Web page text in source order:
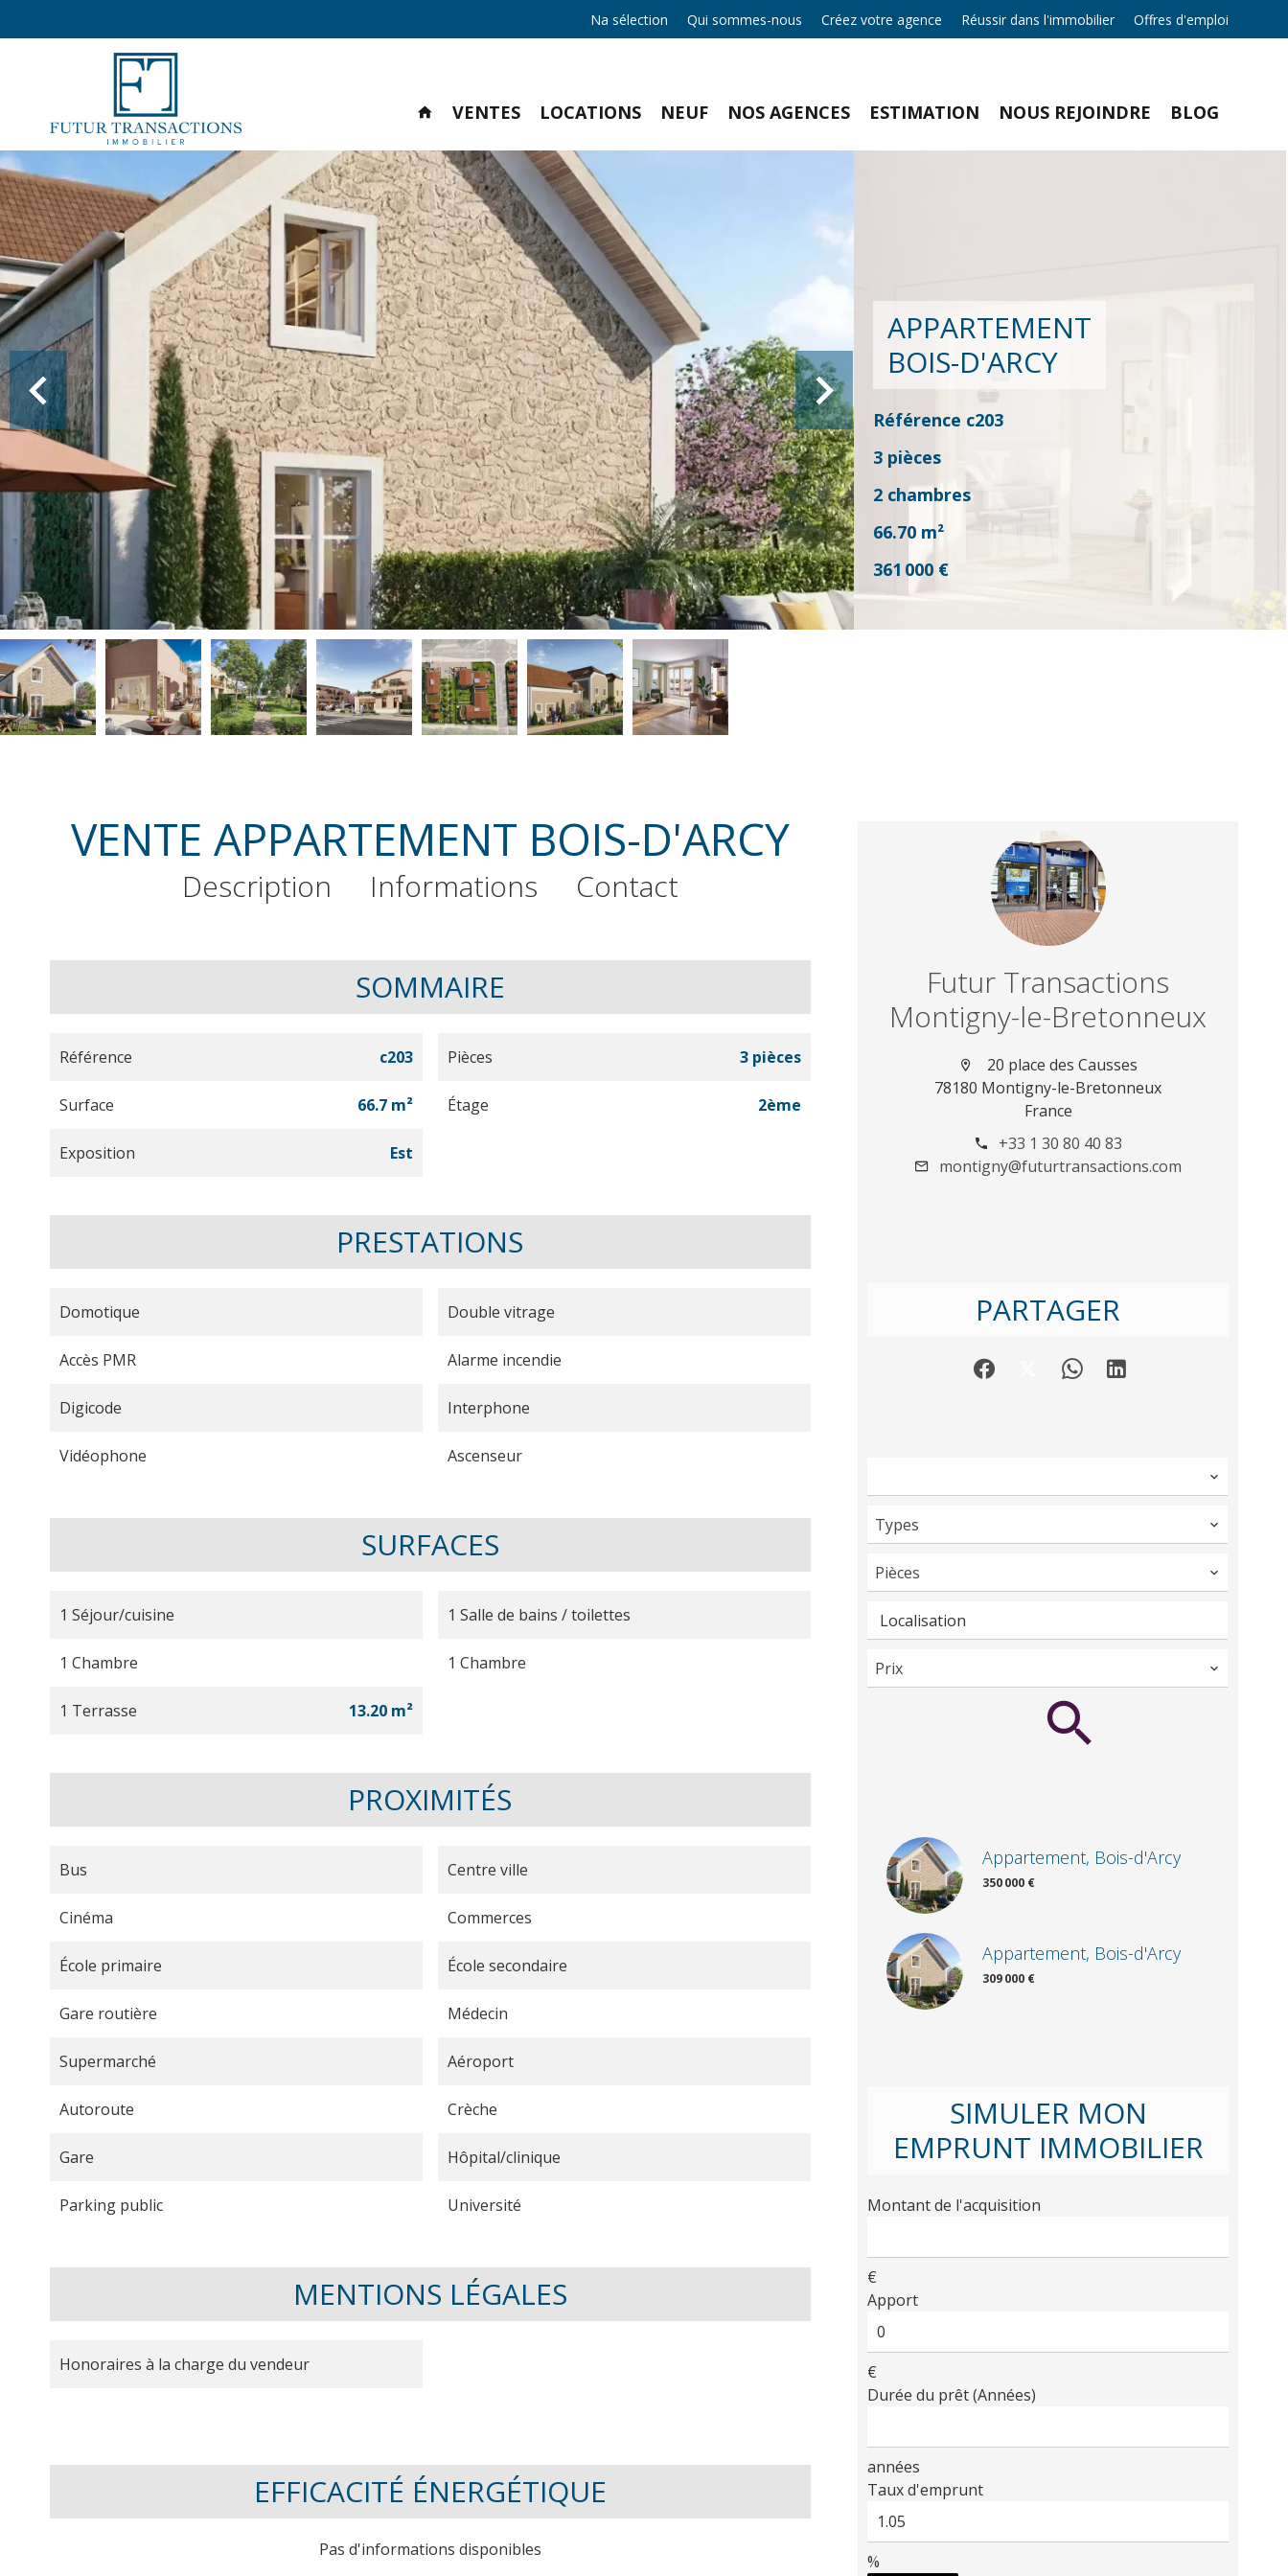
Na sélection Qui sommes-nous Créez votre agence Réussir dans l'immobilier Offres d'emploi
VENTES LOCATIONS NEUF NOS AGENCES ESTIMATION NOUS REJOINDRE BLOG
APPARTEMENT
BOIS-D'ARCY
Référence c203
3 pièces
2 chambres
66.70 m²
361 000 €
VENTE APPARTEMENT BOIS-D'ARCY
Description Informations Contact
SOMMAIRE
Référence c203 Pièces 3 pièces
Surface 66.7 m² Étage 2ème
Exposition Est
PRESTATIONS
Domotique Double vitrage
Accès PMR Alarme incendie
Digicode Interphone
Vidéophone Ascenseur
SURFACES
1 Séjour/cuisine 1 Salle de bains / toilettes
1 Chambre 1 Chambre
1 Terrasse 13.20 m²
PROXIMITÉS
Bus Centre ville
Cinéma Commerces
École primaire École secondaire
Gare routière Médecin
Supermarché Aéroport
Autoroute Crèche
Gare Hôpital/clinique
Parking public Université
MENTIONS LÉGALES
Honoraires à la charge du vendeur
EFFICACITÉ ÉNERGÉTIQUE
Pas d'informations disponibles
Futur Transactions
Montigny-le-Bretonneux
20 place des Causses
78180 Montigny-le-Bretonneux
France
+33 1 30 80 40 83
montigny@futurtransactions.com
PARTAGER
Types
Pièces
Localisation
Prix
Appartement, Bois-d'Arcy
350 000 €
Appartement, Bois-d'Arcy
309 000 €
SIMULER MON
EMPRUNT IMMOBILIER
Montant de l'acquisition
€
Apport
€
Durée du prêt (Années)
années
Taux d'emprunt
%